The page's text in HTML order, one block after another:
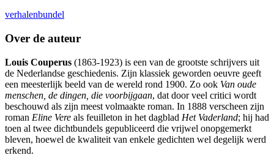
verhalenbundel
Over de auteur
Louis Couperus (1863-1923) is een van de grootste schrijvers uit
de Nederlandse geschiedenis. Zijn klassiek geworden oeuvre geeft
een meesterlijk beeld van de wereld rond 1900. Zo ook Van oude
menschen, de dingen, die voorbijgaan, dat door veel critici wordt
beschouwd als zijn meest volmaakte roman. In 1888 verscheen zijn
roman Eline Vere als feuilleton in het dagblad Het Vaderland; hij had
toen al twee dichtbundels gepubliceerd die vrijwel onopgemerkt
bleven, hoewel de kwaliteit van enkele gedichten wel degelijk werd
erkend.